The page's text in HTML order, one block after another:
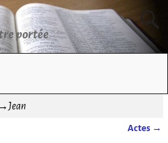
portée
Jean
Actes →